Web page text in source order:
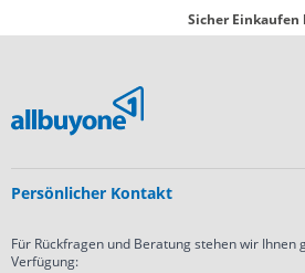
Sicher
Persönlicher Kontakt
Für Rückfragen und Beratung stehen wir Ihnen
Verfügung: